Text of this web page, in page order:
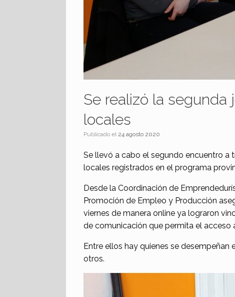
Se realizó la
locales
Publicado el 24 agosto 2020
Se llevó a cabo el segundo encuentro
locales registrados en el programa
Desde la Coordinación de
Promoción de Empleo y Producción
viernes de manera online ya lograron
de comunicación que permita el acceso
Entre ellos hay quienes se
otros.